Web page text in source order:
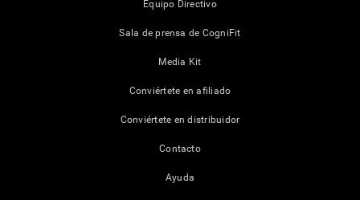
Equipo Directivo
Sala de prensa de CogniFit
Media Kit
Conviértete en afiliado
Conviértete en distribuidor
Contacto
Ayuda